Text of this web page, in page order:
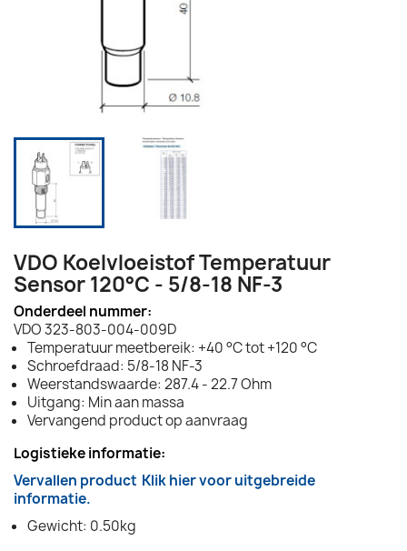
VDO Koelvloeistof Temperatuur
Sensor 120°C - 5/8-18 NF-3
Onderdeel nummer:
VDO 323-803-004-009D
Temperatuur meetbereik: +40 °C tot +120 °C
Schroefdraad: 5/8-18 NF-3
Weerstandswaarde: 287.4 - 22.7 Ohm
Uitgang: Min aan massa
Vervangend product op aanvraag
Logistieke informatie:
Vervallen product Klik hier voor uitgebreide
informatie.
Gewicht: 0.50kg